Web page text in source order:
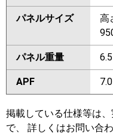
パネルサイズ
高
パネル重量
APF 7.0
掲載している仕様等は
で、 詳しくはお問い合